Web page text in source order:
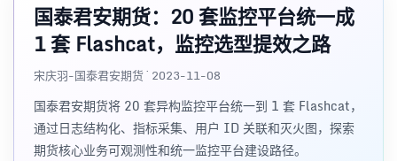
国泰君安期货：20 套监控平台统一成
1 套 Flashcat，监控选型提效之路
宋庆羽-国泰君安期货 · 2023-11-08
国泰君安期货将 20 套异构监控平台统一到 1 套 Flashcat，
通过日志结构化、指标采集、用户 ID 关联和灭火图，探索
期货核心业务可观测性和统一监控平台建设路径。